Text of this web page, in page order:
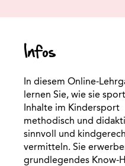
Infos
In diesem Online-
lernen Sie, wie sie
Inhalte im Kindersport
methodisch und
sinnvoll und
vermitteln. Sie
grundlegendes Know-